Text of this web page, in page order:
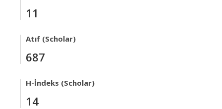
11
Atıf (Scholar)
687
H-İndeks (Scholar)
14